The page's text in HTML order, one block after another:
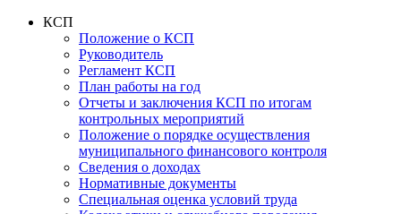
КСП
Положение о КСП
Руководитель
Регламент КСП
План работы на год
Отчеты и заключения КСП по итогам
контрольных мероприятий
Положение о порядке осуществления
муниципального финансового контроля
Сведения о доходах
Нормативные документы
Специальная оценка условий труда